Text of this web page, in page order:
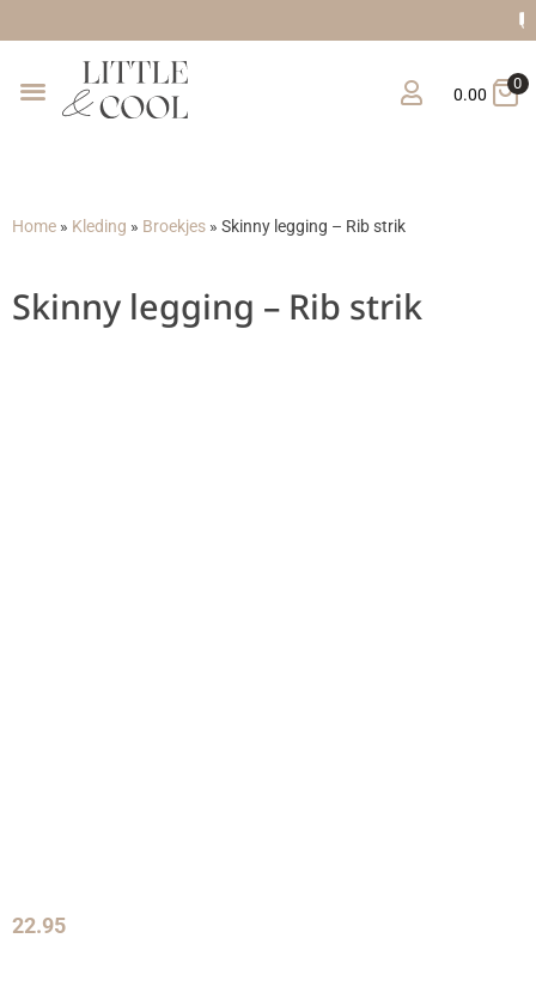
Gratis verzending
0.00
0
Home » Kleding » Broekjes » Skinny legging – Rib strik
Skinny legging – Rib strik
22.95